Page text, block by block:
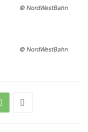
© NordWestBahn
© NordWestBahn